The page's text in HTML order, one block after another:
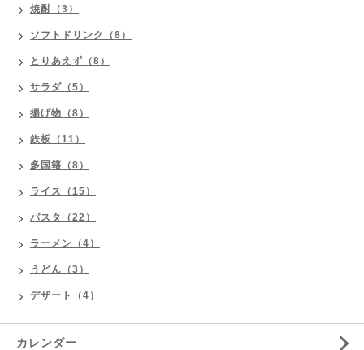
焼酎（3）
ソフトドリンク（8）
とりあえず（8）
サラダ（5）
揚げ物（8）
鉄板（11）
多国籍（8）
ライス（15）
パスタ（22）
ラーメン（4）
うどん（3）
デザート（4）
カレンダー